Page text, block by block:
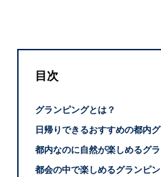
目次
グランピングとは？
日帰りできるおすすめの都内
都内なのに自然が楽しめるグ
都会の中で楽しめるグランピ